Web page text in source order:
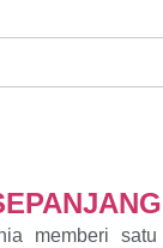
memberi